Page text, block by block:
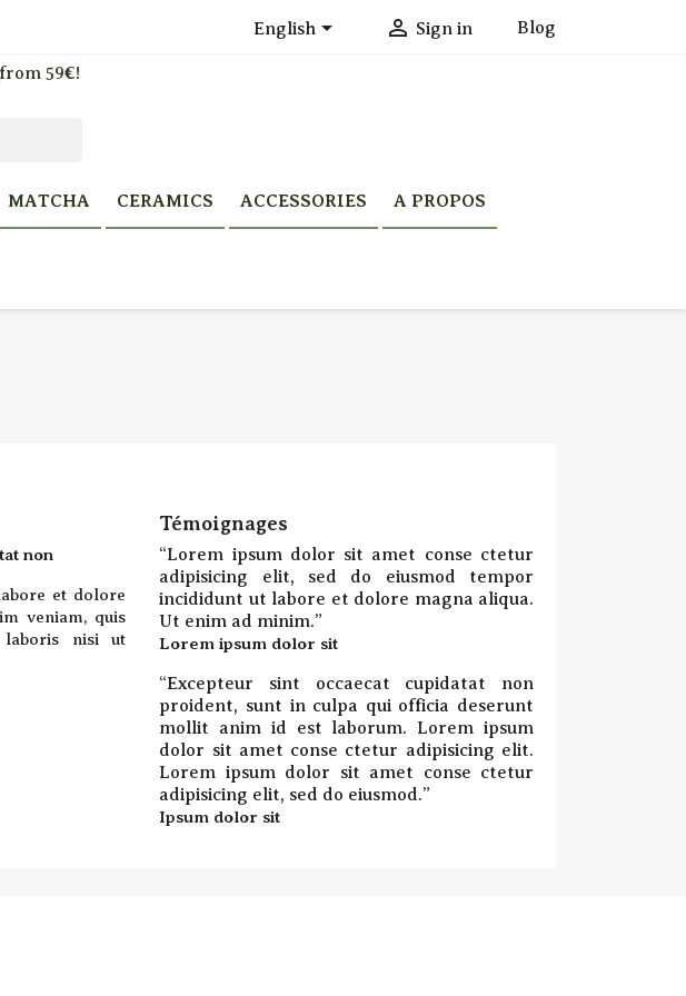
English  Sign in Blog
59€!
MATCHA CERAMICS ACCESSORIES A PROPOS
non
et dolore
veniam, quis
laboris nisi ut
Témoignages
“Lorem ipsum dolor sit amet conse ctetur
adipisicing elit, sed do eiusmod tempor
incididunt ut labore et dolore magna aliqua.
Ut enim ad minim.”
Lorem ipsum dolor sit
“Excepteur sint occaecat cupidatat non
proident, sunt in culpa qui officia deserunt
mollit anim id est laborum. Lorem ipsum
dolor sit amet conse ctetur adipisicing elit.
Lorem ipsum dolor sit amet conse ctetur
adipisicing elit, sed do eiusmod.”
Ipsum dolor sit